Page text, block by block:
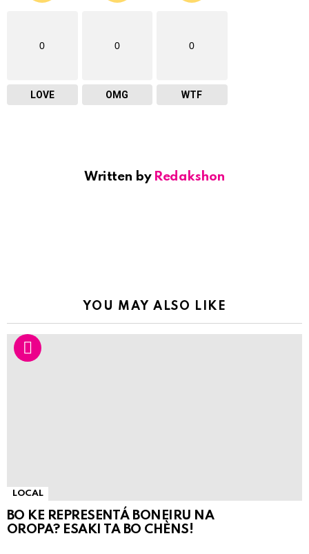
0
LOVE
0
OMG
0
WTF
Written by Redakshon
YOU MAY ALSO LIKE
LOCAL
BO KE REPRESENTÁ BONEIRU NA
OROPA? ESAKI TA BO CHÈNS!